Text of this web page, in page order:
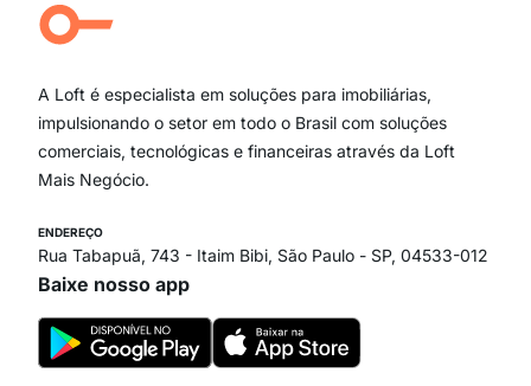
Campo Belo
Ipiranga
Paraíso
Itaim Bibi
A Loft é especialista em soluções para imobiliárias,
impulsionando o setor em todo o Brasil com soluções
comerciais, tecnológicas e financeiras através da Loft
Mais Negócio.
ENDEREÇO
Rua Tabapuã, 743 - Itaim Bibi, São Paulo - SP, 04533-012
Baixe nosso app